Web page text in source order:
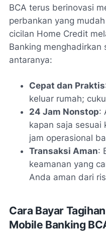
BCA terus berinovasi
perbankan yang
cicilan Home Credit
Banking menghadirkan
antaranya:
Cepat dan Praktis
keluar rumah;
24 Jam Nonstop:
kapan saja sesuai
jam operasional
Transaksi Aman:
keamanan yang
Anda aman dari
Cara Bayar
Mobile Banking